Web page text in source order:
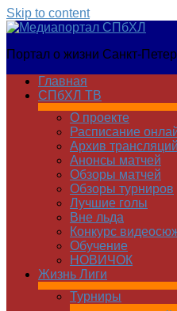
Skip to content
Медиапортал
Портал о жизни Санкт-
Главная
СПбХЛ ТВ
О проекте
Расписание
Архив трансляций
Анонсы матчей
Обзоры матчей
Обзоры турниров
Лучшие голы
Вне льда
Конкурс
Обучение
НОВИЧОК
Жизнь Лиги
Турниры